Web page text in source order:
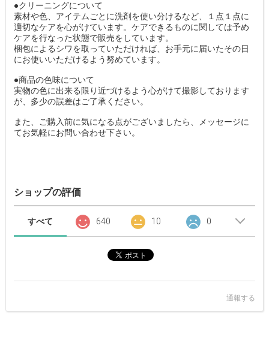
●クリーニングについて
素材や色、アイテムごとに洗剤を使い分けるなど、１点１点に
適切なケアを心がけています。ケアできるものに関しては予め
ケアを行なった状態で販売をしています。
梱包によるシワを取っていただければ、お手元に届いたその日
にお使いいただけるよう努めています。
●商品の色味について
実物の色に出来る限り近づけるよう心がけて撮影しております
が、多少の誤差はご了承ください。
また、ご購入前に気になる点がございましたら、メッセージに
てお気軽にお問い合わせ下さい。
ショップの評価
すべて 640 10 0
通報する